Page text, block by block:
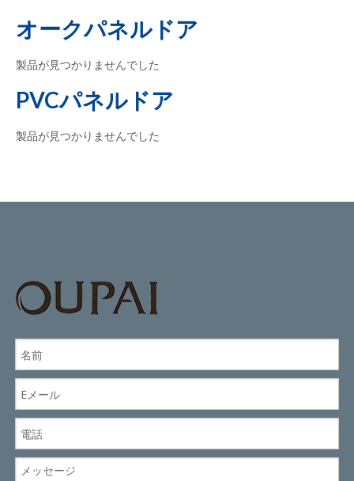
オークパネルドア
製品が見つかりませんでした
PVCパネルドア
製品が見つかりませんでした